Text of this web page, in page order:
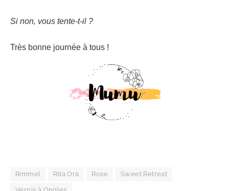
Si non, vous tente-t-il ?
Très bonne journée à tous !
Rimmel Rita Ora Rose Sweet Retreat